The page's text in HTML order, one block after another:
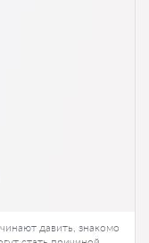
давить, знакомо